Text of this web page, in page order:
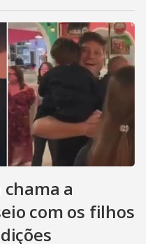
chama a
com os filhos